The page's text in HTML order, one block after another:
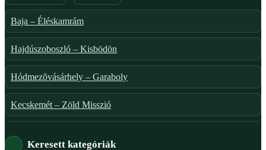
Baja – Éléskamrám
Hajdúszoboszló – Kisbödön
Hódmezõvásárhely – Garaboly
Kecskemét – Zöld Misszió
Keresett kategóriák